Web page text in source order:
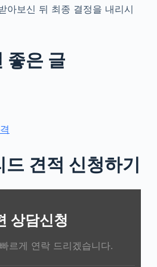
아보신 뒤 최종 결정을 내리시
좋은 글
견적 신청하기
상담신청
르게 연락 드리겠습니다.